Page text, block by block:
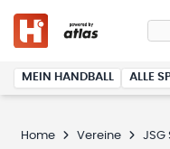
MEIN HANDBALL ALLE
Home Vereine JSG